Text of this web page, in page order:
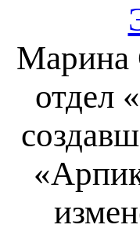
Марина
отдел